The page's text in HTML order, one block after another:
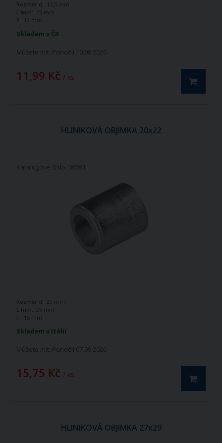
Skladem v ČR
Můžete mít: Pondělí 10.08.2026
11,99 Kč / ks
Rozměr d:
17,5 mm
L mm:
23 mm
F:
12 mm
HLINIKOVÁ OBJIMKA 20x22
Katalogové číslo: 06691
Skladem v Itálii
Můžete mít: Pondělí 07.09.2026
15,75 Kč / ks
Rozměr d:
20 mm
L mm:
25 mm
F:
15 mm
HLINIKOVÁ OBJIMKA 27x29